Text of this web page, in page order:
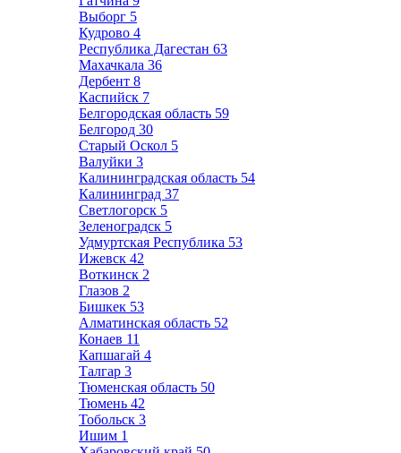
Выборг 5
Кудрово 4
Республика Дагестан 63
Махачкала 36
Дербент 8
Каспийск 7
Белгородская область 59
Белгород 30
Старый Оскол 5
Валуйки 3
Калининградская область 54
Калининград 37
Светлогорск 5
Зеленоградск 5
Удмуртская Республика 53
Ижевск 42
Воткинск 2
Глазов 2
Бишкек 53
Алматинская область 52
Конаев 11
Капшагай 4
Талгар 3
Тюменская область 50
Тюмень 42
Тобольск 3
Ишим 1